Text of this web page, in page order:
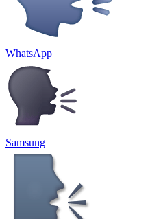
WhatsApp
Samsung